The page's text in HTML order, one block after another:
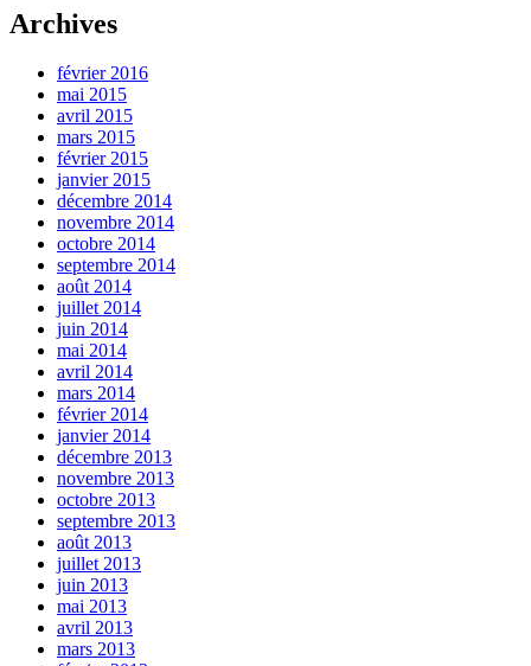
Archives
février 2016
mai 2015
avril 2015
mars 2015
février 2015
janvier 2015
décembre 2014
novembre 2014
octobre 2014
septembre 2014
août 2014
juillet 2014
juin 2014
mai 2014
avril 2014
mars 2014
février 2014
janvier 2014
décembre 2013
novembre 2013
octobre 2013
septembre 2013
août 2013
juillet 2013
juin 2013
mai 2013
avril 2013
mars 2013